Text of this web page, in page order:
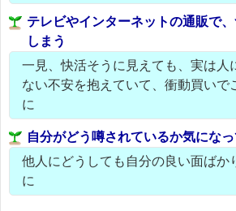
テレビやインターネットの通販で
しまう
一見、快活そうに見えても、実は人
ない不安を抱えていて、衝動買いで
に
自分がどう噂されているか気にな
他人にどうしても自分の良い面ばか
に